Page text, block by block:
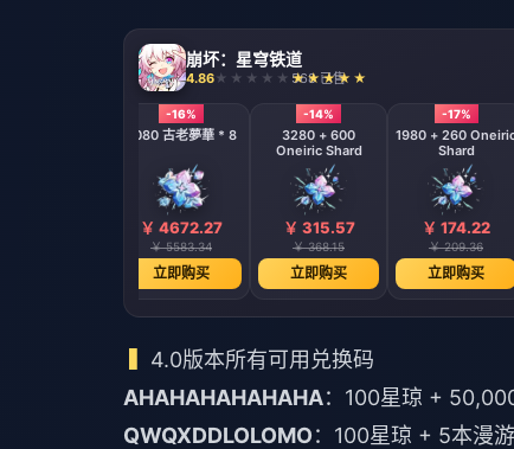
崩坏：星穹铁道
4.86 568 已售
-16%
8080 古老夢華 * 8
￥ 4672.27
￥ 5583.34
立即购买
-14%
3280 + 600
Oneiric Shard
￥ 315.57
￥ 368.15
立即购买
-17%
1980 + 260
Shard
￥ 174.22
￥ 209.36
立即购买
4.0版本所有可用兑换码
AHAHAHAHAHAHA：100星琼 +
QWQXDDLOLOMO：100星琼 + 5本漫